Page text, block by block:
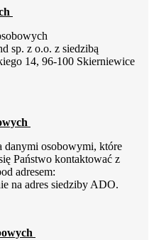
sp. z o.o. z siedzibą
14, 96-100 Skierniewice
danymi osobowymi, które
Państwo kontaktować z
adresem:
na adres siedziby ADO.